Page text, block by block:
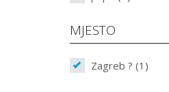
MJESTO
Zagreb ? (1)